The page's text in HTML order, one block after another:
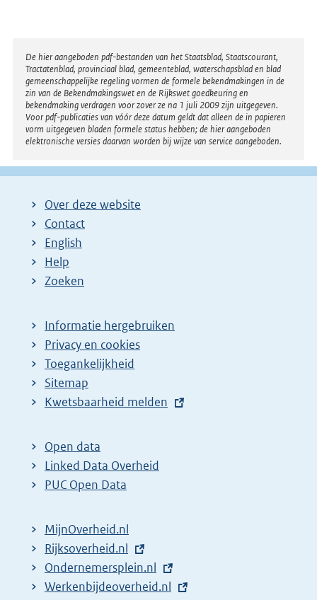
e
l
i
n
k
:
Disclaimer
De hier aangeboden pdf-bestanden van het Staatsblad, Staatscourant,
Tractatenblad, provinciaal blad, gemeenteblad, waterschapsblad en blad
gemeenschappelijke regeling vormen de formele bekendmakingen in de
zin van de Bekendmakingswet en de Rijkswet goedkeuring en
bekendmaking verdragen voor zover ze na 1 juli 2009 zijn uitgegeven.
Voor pdf-publicaties van vóór deze datum geldt dat alleen de in papieren
vorm uitgegeven bladen formele status hebben; de hier aangeboden
elektronische versies daarvan worden bij wijze van service aangeboden.
Over deze website
Contact
English
Help
Zoeken
Informatie hergebruiken
Privacy en cookies
Toegankelijkheid
Sitemap
E
t
e
r
l
i
n
k
Kwetsbaarheid melden
Open data
Linked Data Overheid
PUC Open Data
MijnOverheid.nl
E
x
t
Rijksoverheid.nl
E
x
Ondernemersplein.nl
E
Werkenbijdeoverheid.nl